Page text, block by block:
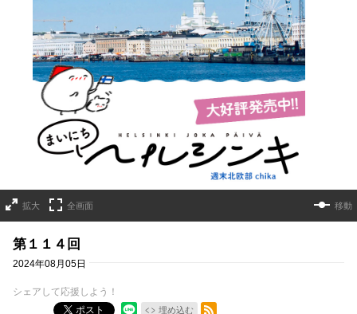
詳細ページへのリンク
拡大 全画面 移動
第１１４回
2024年08月05日
シェアして応援しよう！
ポスト
埋め込む
RSSフィード